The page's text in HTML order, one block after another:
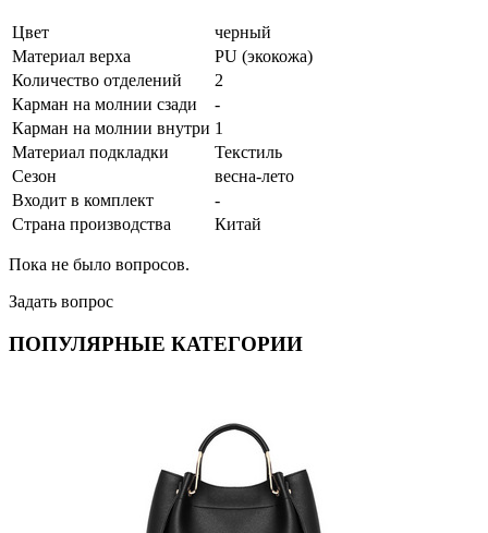
Цвет
черный
Материал верха
PU (экокожа)
Количество отделений
2
Карман на молнии сзади
-
Карман на молнии внутри 1
Материал подкладки
Текстиль
Сезон
весна-лето
Входит в комплект
-
Страна производства
Китай
Пока не было вопросов.
Задать вопрос
ПОПУЛЯРНЫЕ КАТЕГОРИИ